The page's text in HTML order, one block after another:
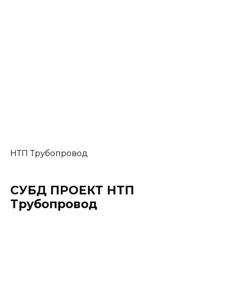
Analysis Professional
программный комплекс для расчета
строительных конструкций и сооружений на